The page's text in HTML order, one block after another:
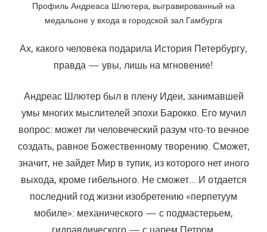
Профиль Андреаса Шлютера, выгравированный на
медальоне у входа в городской зал Гамбурга
Ах, какого человека подарила История Петербургу,
правда — увы, лишь на мгновение!
Андреас Шлютер был в плену Идеи, занимавшей
умы многих мыслителей эпохи Барокко. Его мучил
вопрос: может ли человеческий разум что-то вечное
создать, равное Божественному творению. Сможет,
значит, не зайдет Мир в тупик, из которого нет иного
выхода, кроме гибельного. Не сможет… И отдается
последний год жизни изобретению «перпетуум
мобиле»: механического — с подмастерьем,